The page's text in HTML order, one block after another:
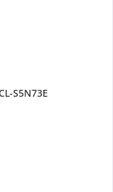
S5N73E